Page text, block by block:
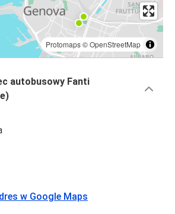
Protomaps©OpenStreetMap
autobusowy Fanti
w Google Maps